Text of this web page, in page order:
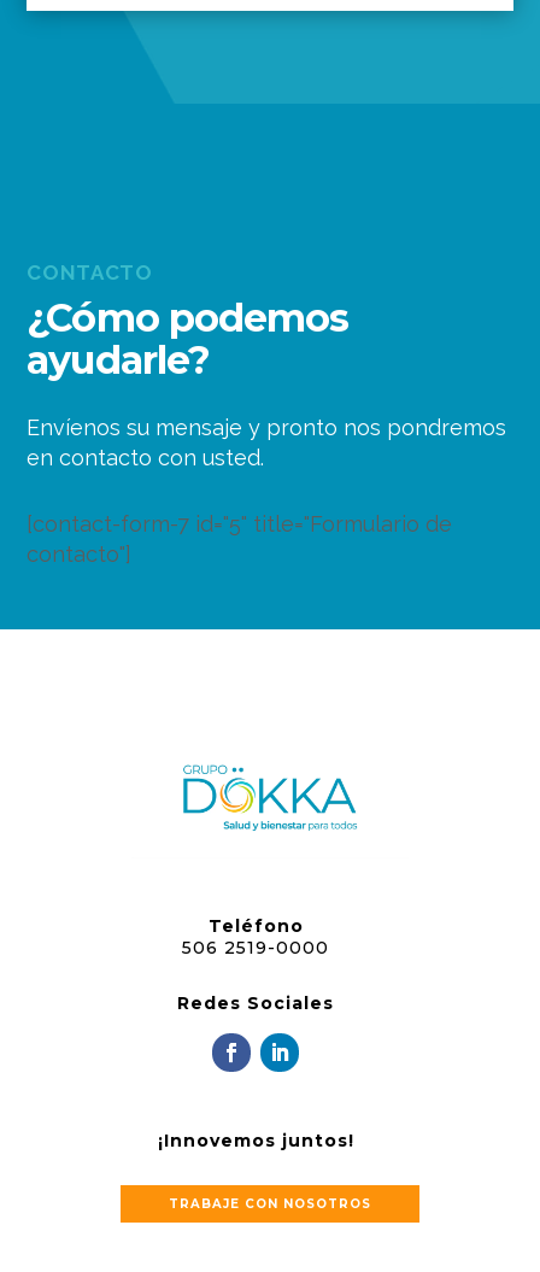
CONTACTO
¿Cómo podemos
ayudarle?
Envíenos su mensaje y pronto nos pondremos
en contacto con usted.
[contact-form-7 id="5" title="Formulario de
contacto"]
Teléfono
506 2519-0000
Redes Sociales
¡Innovemos juntos!
TRABAJE CON NOSOTROS